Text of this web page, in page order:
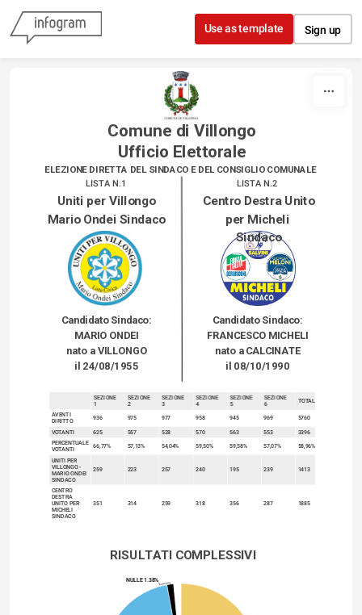
Skip to content
Use as template Sign up
Comune di Villongo
Ufficio Elettorale
ELEZIONE DIRETTA DEL SINDACO E DEL CONSIGLIO COMUNALE
LISTA N.1
LISTA N.2
Uniti per Villongo
Mario Ondei Sindaco
Centro Destra Unito
per Micheli
Sindaco
Candidato Sindaco:
MARIO ONDEI
nato a VILLONGO
il 24/08/1955
Candidato Sindaco:
FRANCESCO MICHELI
nato a CALCINATE
il 08/10/1990
SEZIONE
1
SEZIONE
2
SEZIONE
3
SEZIONE
4
SEZIONE
5
SEZIONE
6
TOTALI
AVENTI
DIRITTO
936 975 977 958 945 969 5760
VOTANTI 625 557 528 570 563 553
3396
PERCENTUALE
VOTANTI
66,77% 57,13% 54,04% 59,50% 59,58% 57,07% 58,96%
UNITI PER
VILLONGO -
MARIO ONDEI
SINDACO
259 223 257 240 195 239 1413
CENTRO
DESTRA
UNITO PER
MICHELI
SINDACO
351 314 259 318 356 287 1885
RISULTATI COMPLESSIVI
NULLE 1.38%